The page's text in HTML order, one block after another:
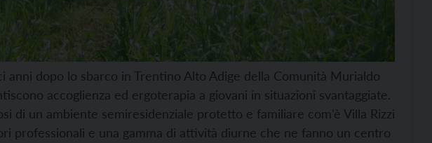
anni dopo lo sbarco in Trentino Alto Adige della Comunità Murialdo
accoglienza ed ergoterapia a giovani in situazioni svantaggiate.
di un ambiente semiresidenziale protetto e familiare com’è Villa Rizzi
professionali e una gamma di attività diurne che ne fanno un centro